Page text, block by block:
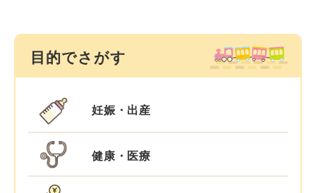
目的でさがす
妊娠・出産
健康・医療